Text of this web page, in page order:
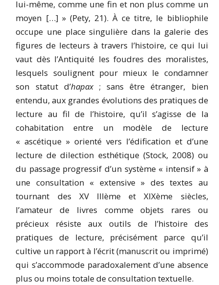
lui-même, comme une fin et non plus comme un
moyen […] » (Pety, 21). À ce titre, le bibliophile
occupe une place singulière dans la galerie des
figures de lecteurs à travers l’histoire, ce qui lui
vaut dès l’Antiquité les foudres des moralistes,
lesquels soulignent pour mieux le condamner
son statut d’hapax; sans être étranger, bien
entendu, aux grandes évolutions des pratiques de
lecture au fil de l’histoire, qu’il s’agisse de la
cohabitation entre un modèle de lecture
« ascétique » orienté vers l’édification et d’une
lecture de dilection esthétique (Stock, 2008) ou
du passage progressif d’un système « intensif » à
une consultation « extensive » des textes au
tournant des XV IIIème et XIXème siècles,
l’amateur de livres comme objets rares ou
précieux résiste aux outils de l’histoire des
pratiques de lecture, précisément parce qu’il
cultive un rapport à l’écrit (manuscrit ou imprimé)
qui s’accommode paradoxalement d’une absence
plus ou moins totale de consultation textuelle.